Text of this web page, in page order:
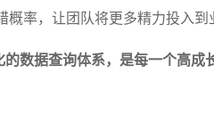
概率，让团队将更多精力投入到
数据查询体系，是每一个高成